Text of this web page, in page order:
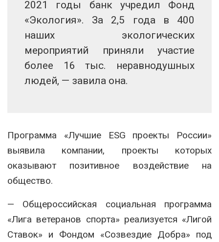
2021 годы банк учредил Фонд
«Экология». За 2,5 года в 400
наших экологических
мероприятий приняли участие
более 16 тыс. неравнодушных
людей, — завила она.
Программа «Лучшие ESG проекты России»
выявила компании, проекты которых
оказывают позитивное воздействие на
общество.
— Общероссийская социальная программа
«Лига ветеранов спорта» реализуется «Лигой
Ставок» и Фондом «Созвездие Добра» под